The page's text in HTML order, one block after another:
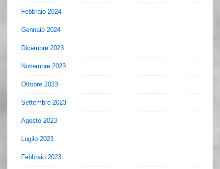
Febbraio 2024
Gennaio 2024
Dicembre 2023
Novembre 2023
Ottobre 2023
Settembre 2023
Agosto 2023
Luglio 2023
Febbraio 2023